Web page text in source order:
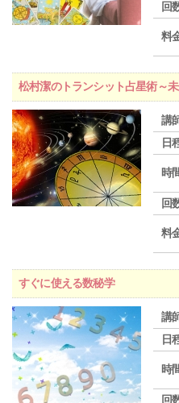
回
料
松村潔のトランシット占星術～
講
日
時
回
料
すぐに使える数秘学
講
日
時
回